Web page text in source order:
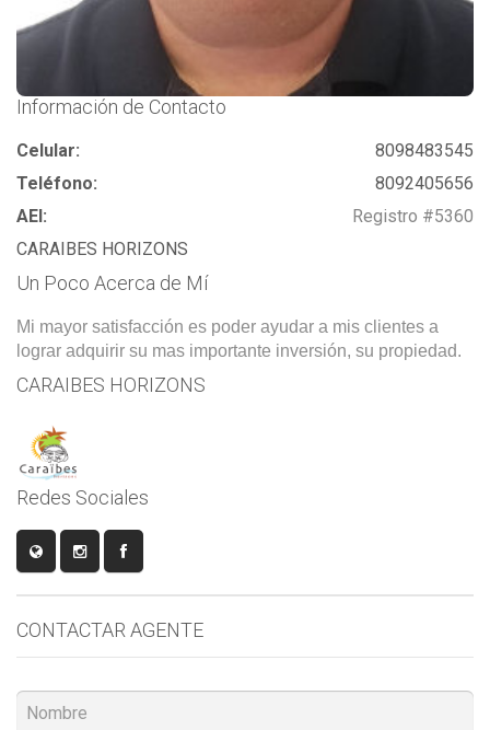
Información de Contacto
Celular:
8098483545
Teléfono:
8092405656
AEI:
Registro #5360
CARAIBES HORIZONS
Un Poco Acerca de Mí
Mi mayor satisfacción es poder ayudar a mis clientes a
lograr adquirir su mas importante inversión, su propiedad.
CARAIBES HORIZONS
Redes Sociales
CONTACTAR AGENTE